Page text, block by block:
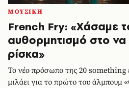
ΜΟΥΣΙΚΗ
French Fry: «Χάσαμε
αυθορμητισμό στο
ρίσκα»
Το νέο πρόσωπο της 20 something
μιλάει για το πρώτο του άλμπουμ